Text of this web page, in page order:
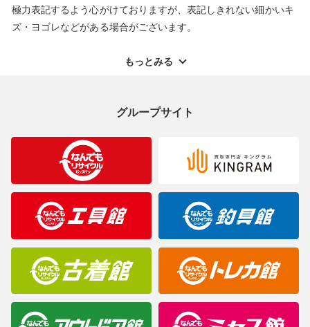
極力表記するよう心がけておりますが、表記しきれない細かいキ
ズ・ヨゴレなどがある場合がございます。
ご理解くださいますようお願い申し上げます。
合がございますのでご了承ください。
※表記したカラー名は、当社が判断した名称を掲載しています。
製造元が定めたカラー名と異なることもあります。色調などご不
明なことがありましたらご購入前にお問い合わせください。
商品について
もっとみる
グループサイト